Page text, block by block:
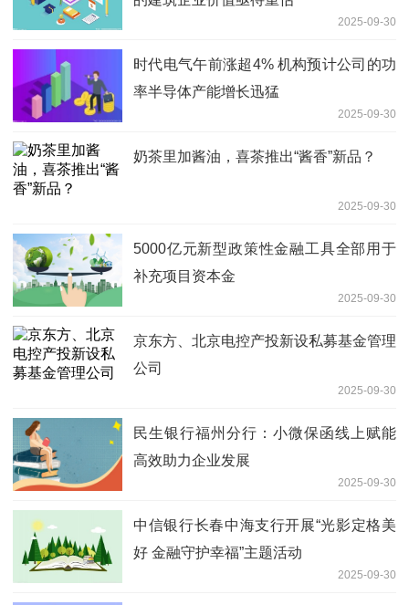
2025-09-30
时代电气午前涨超4% 机构预计公司的功
率半导体产能增长迅猛
2025-09-30
奶茶里加酱油，喜茶推出“酱香”新品？
2025-09-30
5000亿元新型政策性金融工具全部用于
补充项目资本金
2025-09-30
京东方、北京电控产投新设私募基金管理
公司
2025-09-30
民生银行福州分行：小微保函线上赋能
高效助力企业发展
2025-09-30
中信银行长春中海支行开展“光影定格美
好 金融守护幸福”主题活动
2025-09-30